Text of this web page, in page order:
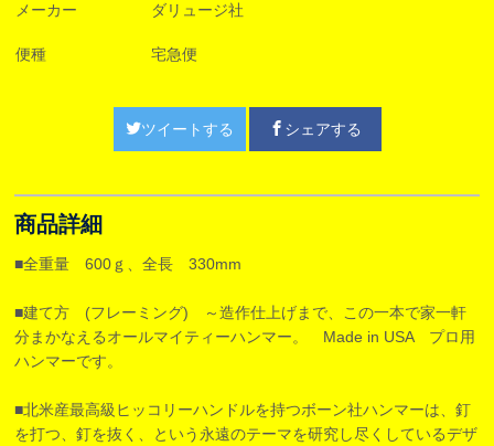
メーカー ダリュージ社
便種 宅急便
ツイートする シェアする
商品詳細
■全重量 600ｇ、全長 330mm
■建て方 (フレーミング) ～造作仕上げまで、この一本で家一軒
分まかなえるオールマイティーハンマー。 Made in USA プロ用
ハンマーです。
■北米産最高級ヒッコリーハンドルを持つボーン社ハンマーは、釘
を打つ、釘を抜く、という永遠のテーマを研究し尽くしているデザ